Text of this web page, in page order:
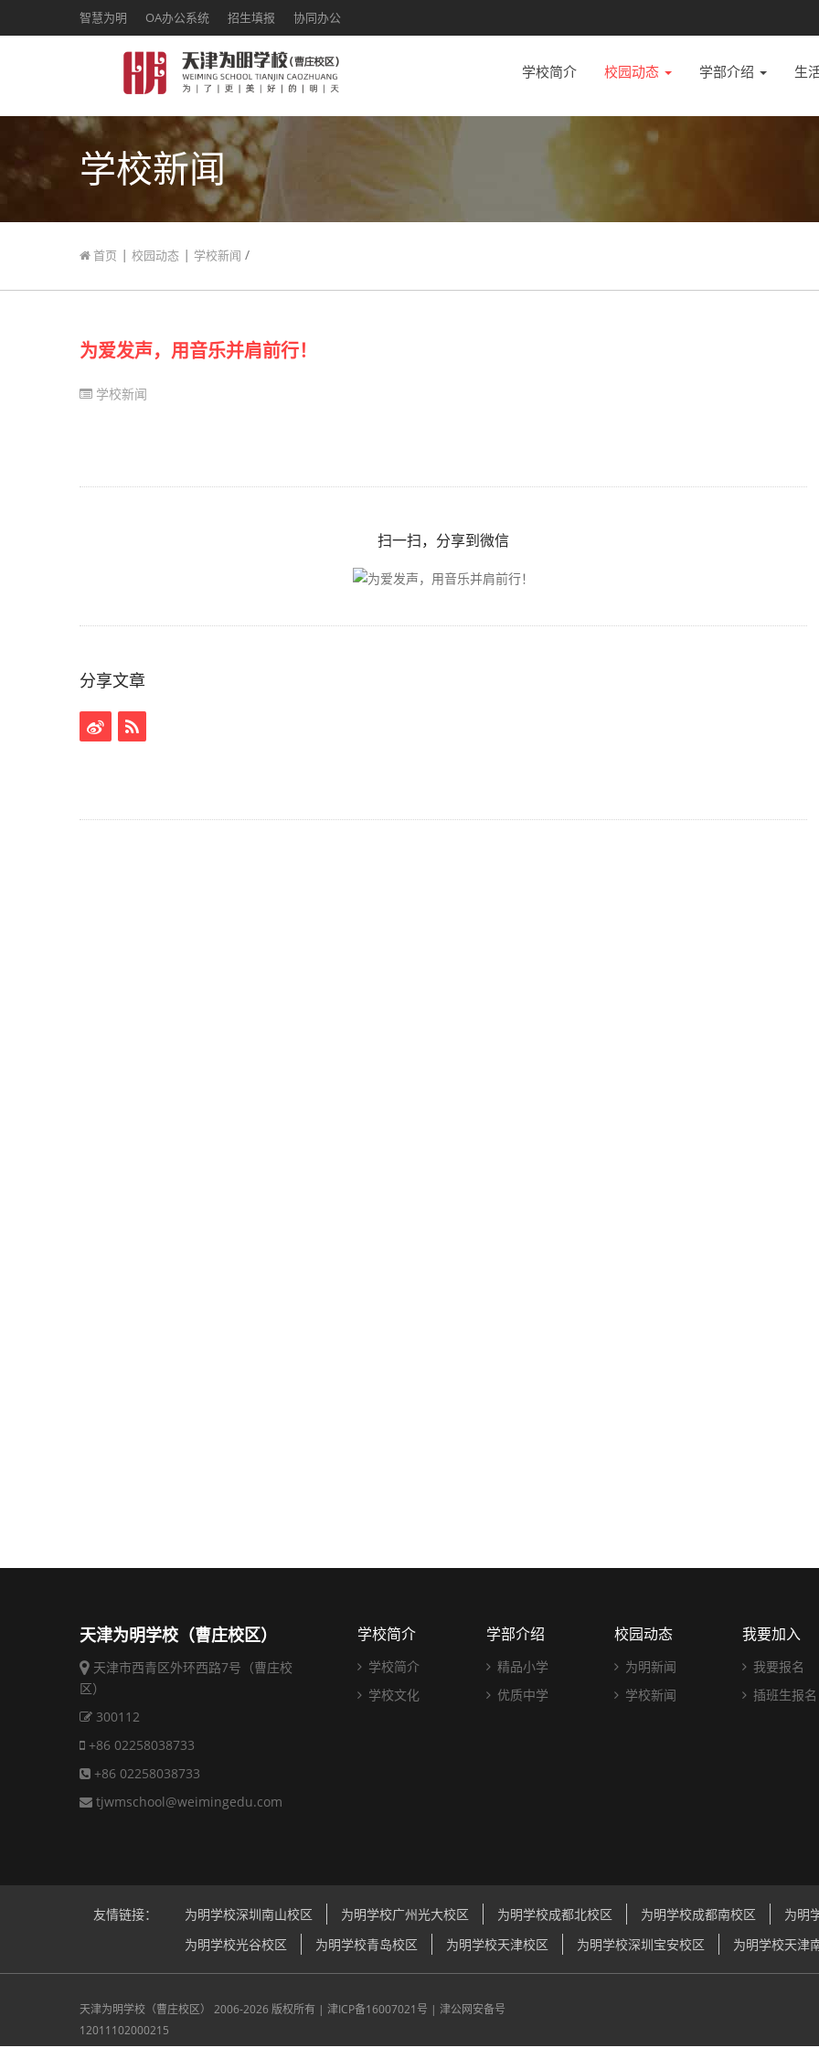
智慧为明 OA办公系统 招生填报 协同办公
学校简介 校园动态 学部介绍 生
学校新闻
首页 | 校园动态 | 学校新闻 /
为爱发声，用音乐并肩前行！
学校新闻
扫一扫，分享到微信
分享文章
天津为明学校（曹庄校区）
天津市西青区外环西路7号（曹庄校
区）
300112
+86 02258038733
+86 02258038733
tjwmschool@weimingedu.com
学校简介
学校简介
学校文化
学部介绍
精品小学
优质中学
校园动态
为明新闻
学校新闻
我要加入
我要报名
插班生报名
友情链接： 为明学校深圳南山校区 为明学校广州光大校区 为明学校成都北校区 为明学校成都南校区
为明
为明学校光谷校区
为明学校青岛校区 为明学校天津校区 为明学校深圳宝安校区 为明学校天津
天津为明学校（曹庄校区） 2006-2026 版权所有 | 津ICP备16007021号 | 津公网安备号
12011102000215